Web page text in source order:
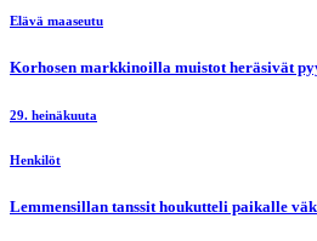
Elävä maaseutu
Korhosen markkinoilla muistot heräsivät
29. heinäkuuta
Henkilöt
Lemmensillan tanssit houkutteli paikalle